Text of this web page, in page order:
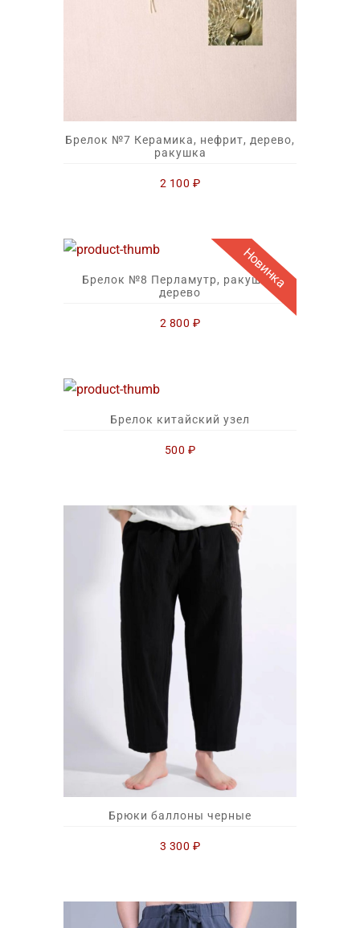
Брелок №7 Керамика, нефрит, дерево,
ракушка
2 100 ₽
Новинка
Брелок №8 Перламутр, ракушки,
дерево
2 800 ₽
Брелок китайский узел
500 ₽
Брюки баллоны черные
3 300 ₽